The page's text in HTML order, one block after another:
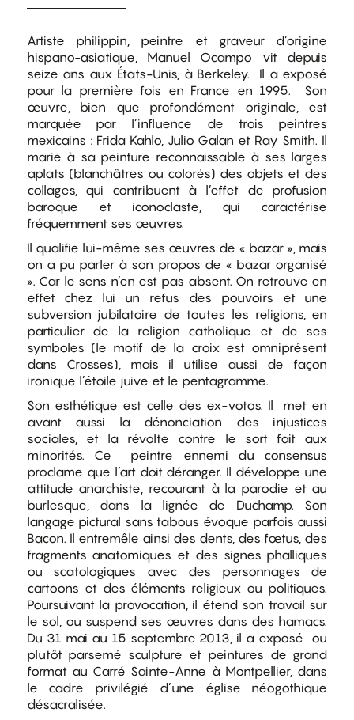
Artiste philippin, peintre et graveur d’origine
hispano-asiatique, Manuel Ocampo vit depuis
seize ans aux États-Unis, à Berkeley. Il a exposé
pour la première fois en France en 1995. Son
œuvre, bien que profondément originale, est
marquée par l’influence de trois peintres
mexicains : Frida Kahlo, Julio Galan et Ray Smith. Il
marie à sa peinture reconnaissable à ses larges
aplats (blanchâtres ou colorés) des objets et des
collages, qui contribuent à l’effet de profusion
baroque et iconoclaste, qui caractérise
fréquemment ses œuvres.
Il qualifie lui-même ses œuvres de « bazar », mais
on a pu parler à son propos de « bazar organisé
». Car le sens n’en est pas absent. On retrouve en
effet chez lui un refus des pouvoirs et une
subversion jubilatoire de toutes les religions, en
particulier de la religion catholique et de ses
symboles (le motif de la croix est omniprésent
dans Crosses), mais il utilise aussi de façon
ironique l’étoile juive et le pentagramme.
Son esthétique est celle des ex-votos. Il met en
avant aussi la dénonciation des injustices
sociales, et la révolte contre le sort fait aux
minorités. Ce peintre ennemi du consensus
proclame que l’art doit déranger. Il développe une
attitude anarchiste, recourant à la parodie et au
burlesque, dans la lignée de Duchamp. Son
langage pictural sans tabous évoque parfois aussi
Bacon. Il entremêle ainsi des dents, des fœtus, des
fragments anatomiques et des signes phalliques
ou scatologiques avec des personnages de
cartoons et des éléments religieux ou politiques.
Poursuivant la provocation, il étend son travail sur
le sol, ou suspend ses œuvres dans des hamacs.
Du 31 mai au 15 septembre 2013, il a exposé ou
plutôt parsemé sculpture et peintures de grand
format au Carré Sainte-Anne à Montpellier, dans
le cadre privilégié d’une église néogothique
désacralisée.